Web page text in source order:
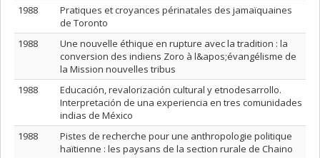
1988
Pratiques et croyances périnatales des jamaïquaines
de Toronto
1988
Une nouvelle éthique en rupture avec la tradition : la
conversion des indiens Zoro à l&apos;évangélisme de
la Mission nouvelles tribus
1988
Educación, revalorización cultural y etnodesarrollo.
Interpretación de una experiencia en tres comunidades
indias de México
1988
Pistes de recherche pour une anthropologie politique
haïtienne : les paysans de la section rurale de Chaino